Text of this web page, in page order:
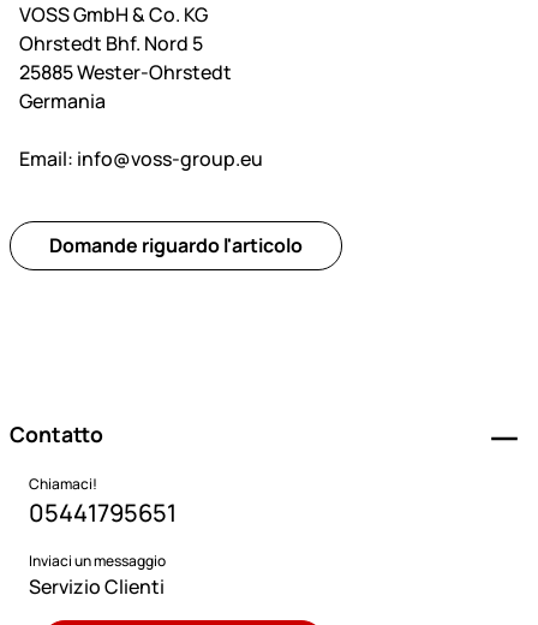
VOSS GmbH & Co. KG
Ohrstedt Bhf. Nord 5
25885 Wester-Ohrstedt
Germania
Email: info@voss-group.eu
Domande riguardo l'articolo
Contatto
Chiamaci!
05441795651
Inviaci un messaggio
Servizio Clienti